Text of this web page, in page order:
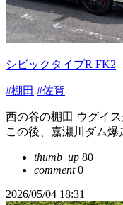
シビックタイプR FK2
#棚田 #佐賀
西の谷の棚田 ウグイ
この後、嘉瀬川ダム爆
thumb_up 80
comment0
2026/05/04 18:31